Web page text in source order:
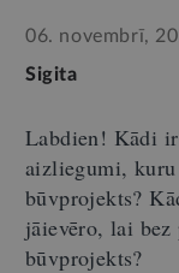
06. novembrī,
Sigita
Labdien! Kādi
aizliegumi,
būvprojekts?
jāievēro, lai bez
būvprojekts?